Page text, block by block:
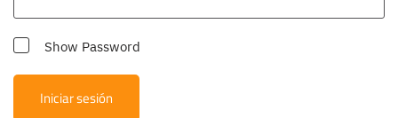
Show Password
Iniciar sesión